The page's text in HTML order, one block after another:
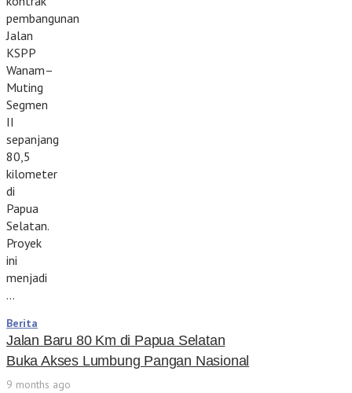
pembangunan
Jalan
KSPP
Wanam–
Muting
Segmen
II
sepanjang
80,5
kilometer
di
Papua
Selatan.
Proyek
ini
menjadi
…
Berita
Jalan Baru 80 Km di Papua Selatan
Buka Akses Lumbung Pangan Nasional
9 months ago